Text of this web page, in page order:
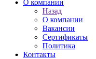
О компании
Назад
О компании
Вакансии
Сертификаты
Политика
Контакты